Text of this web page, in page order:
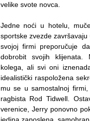
velike svote novca.
Jedne noći u hotelu,
sportske zvezde
svojoj firmi preporučuje
dobrobit svojih klijenata.
kolega, ali svi oni
idealistički raspoložena
mu se u samostalnoj
ragbista Rod Tidwell.
verenice, Jerry ponovno